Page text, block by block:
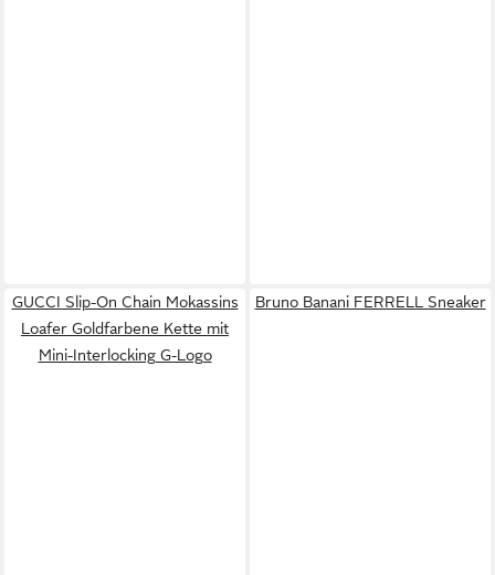
GUCCI Slip-On Chain Mokassins
Loafer Goldfarbene Kette mit
Mini-Interlocking G-Logo
Bruno Banani FERRELL Sneaker